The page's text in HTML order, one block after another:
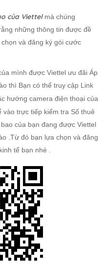
của Viettelmà chúng
những thông tin được đề
và đăng ký gói cước
mình được Viettel ưu đãi Áp
thì Bạn có thể truy cập Link
hướng camera điện thoại của
trực tiếp kiểm tra Số thuê
của bạn đang được Viettel
.Từ đó bạn lựa chọn và đăng
tế bạn nhé .